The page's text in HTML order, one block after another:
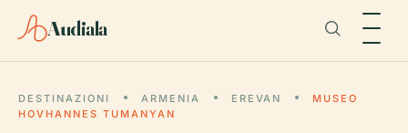
Audiala
DESTINAZIONI ARMENIA EREVAN
MUSEO
HOVHANNES TUMANYAN